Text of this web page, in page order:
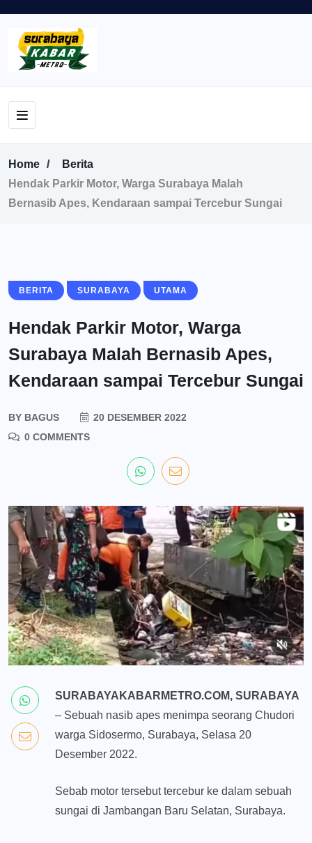
Home
Berita
Hendak Parkir Motor, Warga Surabaya Malah
Bernasib Apes, Kendaraan sampai Tercebur Sungai
BERITA SURABAYA UTAMA
Hendak Parkir Motor, Warga
Surabaya Malah Bernasib Apes,
Kendaraan sampai Tercebur Sungai
BY BAGUS
20 DESEMBER 2022
0 COMMENTS
SURABAYAKABARMETRO.COM, SURABAYA
– Sebuah nasib apes menimpa seorang Chudori
warga Sidosermo, Surabaya, Selasa 20
Desember 2022.
Sebab motor tersebut tercebur ke dalam sebuah
sungai di Jambangan Baru Selatan, Surabaya.